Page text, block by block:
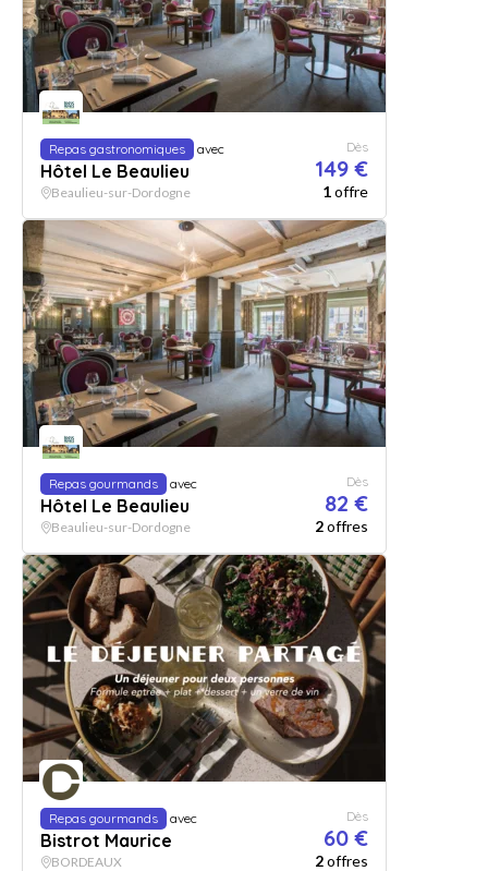
Repas gastronomiques avec
Hôtel Le Beaulieu
Dès
149 €
Beaulieu-sur-Dordogne 1offre
Repas gourmands avec
Hôtel Le Beaulieu
Dès
82 €
Beaulieu-sur-Dordogne 2offres
Repas gourmands avec
Bistrot Maurice
Dès
60 €
BORDEAUX 2offres